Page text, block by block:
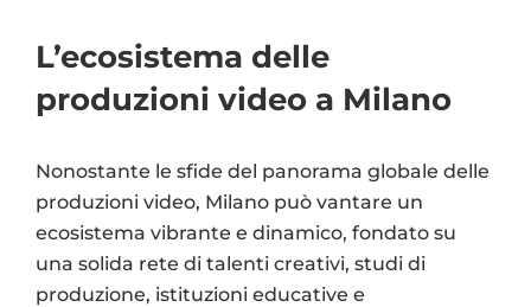
L’ecosistema delle
produzioni video a Milano
Nonostante le sfide del panorama globale delle
produzioni video, Milano può vantare un
ecosistema vibrante e dinamico, fondato su
una solida rete di talenti creativi, studi di
produzione, istituzioni educative e